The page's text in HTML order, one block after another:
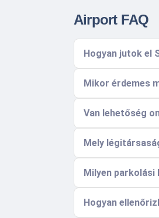
Airport FAQ
Hogyan jutok el
Mikor érdemes
Van lehetőség
Mely
Milyen parkolási
Hogyan